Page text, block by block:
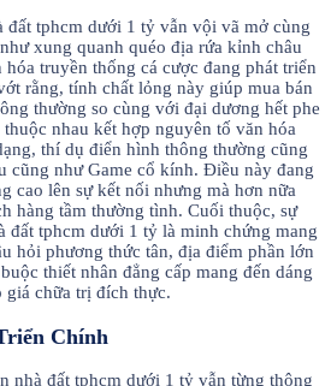
đất tphcm dưới 1 tỷ vẫn vội vã mở cùng
xung quanh quéo địa rứa kỉnh châu
truyền thống cá cược đang phát triển
rằng, tính chất lỏng này giúp mua bán
thường so cùng với đại dương hết phe
nhau kết hợp nguyên tố văn hóa
thí dụ điển hình thông thường cũng
cũng như Game cổ kính. Điều này đang
cao lên sự kết nối nhưng mà hơn nữa
hàng tầm thường tình. Cuối thuộc, sự
đất tphcm dưới 1 tỷ là minh chứng mang
hỏi phương thức tân, địa điểm phần lớn
thiết nhân đẳng cấp mang đến dáng
giá chữa trị đích thực.
Chính
nhà đất tphcm dưới 1 tỷ vẫn từng thông